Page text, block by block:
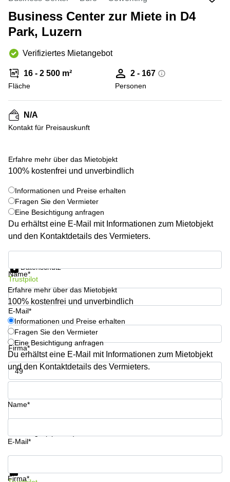
Coworking
Lausanne
Coworking
Genf
Coworking
Coworking
Winterthur
mieten
Zürich
Zug
mieten
Bern
Büro
mieten
Basel
Büro
Luzern
Business
Center
Zürich
Business
Center
Zug
Business
Center
Bern
Thurgauerstrasse
40 Zürich
Gotthardstrasse
26 Zug
Bahnhofstrasse
Gubelstrasse
12 Zug
Guisan-
Strasse
141 Zug
8 Zug
Teichgässlein
9 Basel
Aeschengraben
32 Baar
Glärnischstrasse
13 Wil
Werftestrasse
4 Luzern
Business Center zur Miete in D4
Park, Luzern
Verifiziertes Mietangebot
16 - 2 500 m²
Fläche
2 - 167
Personen
N/A
Kontakt für Preisauskunft
Erfahre mehr über das Mietobjekt
100% kostenfrei und unverbindlich
Informationen und Preise erhalten
Fragen Sie den Vermieter
Eine Besichtigung anfragen
Du erhältst eine E-Mail mit Informationen zum Mietobjekt
und den Kontaktdetails des Vermieters.
Name*
E-Mail*
Firma*
Telefon*
Datenschutz
Trustpilot
Erfahre mehr über das Mietobjekt
100% kostenfrei und unverbindlich
Informationen und Preise erhalten
Fragen Sie den Vermieter
Eine Besichtigung anfragen
Du erhältst eine E-Mail mit Informationen zum Mietobjekt
und den Kontaktdetails des Vermieters.
Name*
E-Mail*
Firma*
Informationen und Preise erhalten